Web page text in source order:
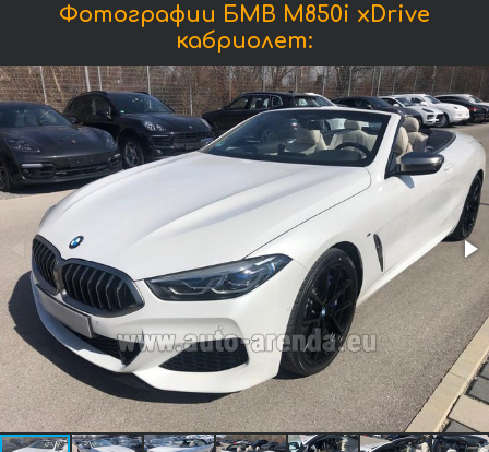
Фотографии БМВ M850i xDrive
кабриолет: